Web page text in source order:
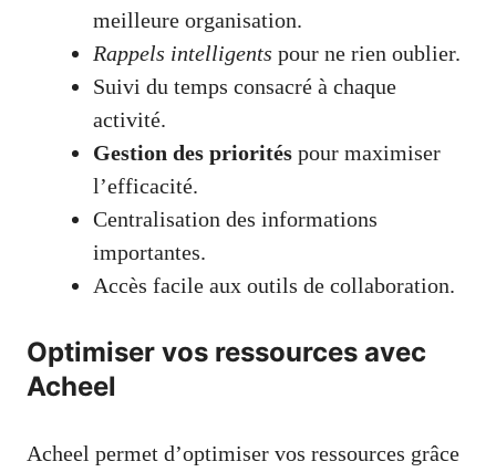
meilleure organisation.
Rappels intelligents pour ne rien oublier.
Suivi du temps consacré à chaque
activité.
Gestion des priorités pour maximiser
l’efficacité.
Centralisation des informations
importantes.
Accès facile aux outils de collaboration.
Optimiser vos ressources avec
Acheel
Acheel permet d’optimiser vos ressources grâce